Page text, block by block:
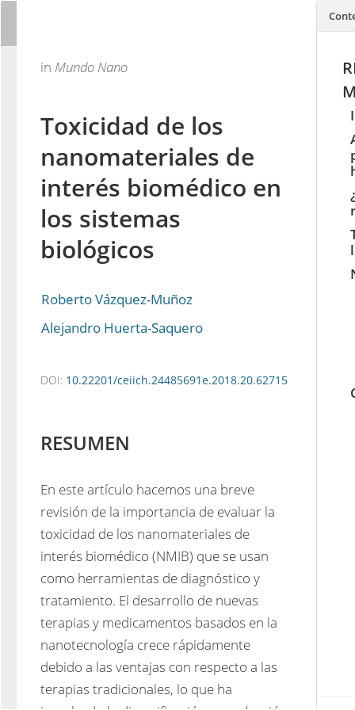
in Mundo Nano
Toxicidad de los
nanomateriales de
interés biomédico en
los sistemas
biológicos
Roberto Vázquez-Muñoz
Alejandro Huerta-Saquero
DOI: 10.22201/ceiich.24485691e.2018.20.62715
RESUMEN
En este artículo hacemos una breve
revisión de la importancia de evaluar la
toxicidad de los nanomateriales de
interés biomédico (NMIB) que se usan
como herramientas de diagnóstico y
tratamiento. El desarrollo de nuevas
terapias y medicamentos basados en la
nanotecnología crece rápidamente
debido a las ventajas con respecto a las
terapias tradicionales, lo que ha